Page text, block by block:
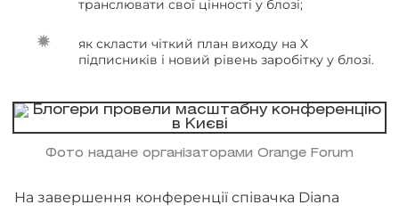
транслювати свої цінності у блозі;
як скласти чіткий план виходу на Х
підписників і новий рівень заробітку у блозі.
Фото надане організаторами Orange Forum
На завершення конференції співачка Diana